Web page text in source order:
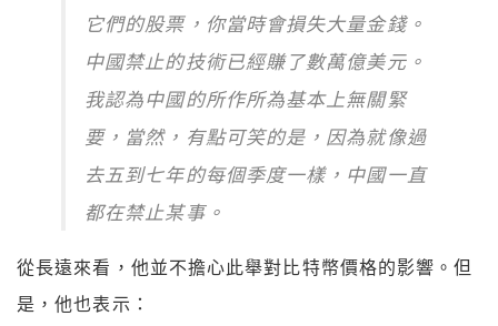
它們的股票，你當時會損失大量金錢。
中國禁止的技術已經賺了數萬億美元。
我認為中國的所作所為基本上無關緊
要，當然，有點可笑的是，因為就像過
去五到七年的每個季度一樣，中國一直
都在禁止某事。
從長遠來看，他並不擔心此舉對比特幣價格的影響。但
是，他也表示：